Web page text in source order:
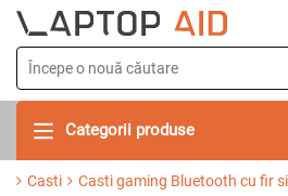
Categorii produse
Casti